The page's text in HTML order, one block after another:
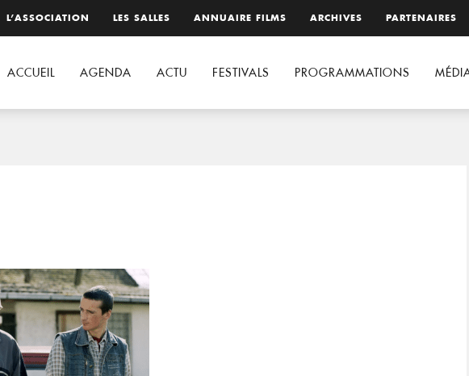
L’ASSOCIATION LES SALLES ANNUAIRE FILMS ARCHIVES PARTENAIRES
ACCUEIL AGENDA ACTU FESTIVALS PROGRAMMATIONS